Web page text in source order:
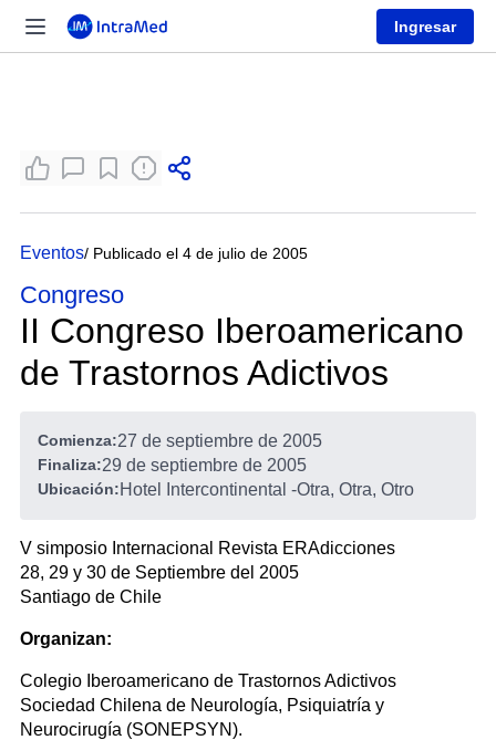
Ingresar
Eventos/ Publicado el 4 de julio de 2005
Congreso
II Congreso Iberoamericano
de Trastornos Adictivos
Comienza:27 de septiembre de 2005
Finaliza:29 de septiembre de 2005
Ubicación:Hotel Intercontinental -Otra, Otra, Otro
V simposio Internacional Revista ERAdicciones
28, 29 y 30 de Septiembre del 2005
Santiago de Chile
Organizan:
Colegio Iberoamericano de Trastornos Adictivos
Sociedad Chilena de Neurología, Psiquiatría y
Neurocirugía (SONEPSYN).